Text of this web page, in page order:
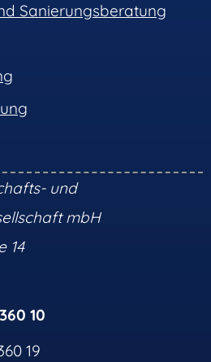
Sanierungsberatung
und
mbH
14
10
19